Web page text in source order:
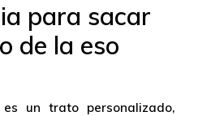
para sacar
de la eso
un trato personalizado,